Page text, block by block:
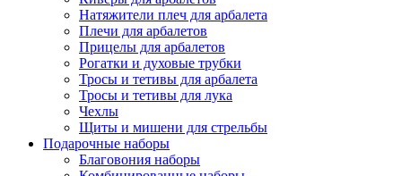
Натяжители плеч для арбалета
Плечи для арбалетов
Прицелы для арбалетов
Рогатки и духовые трубки
Тросы и тетивы для арбалета
Тросы и тетивы для лука
Чехлы
Щиты и мишени для стрельбы
Подарочные наборы
Благовония наборы